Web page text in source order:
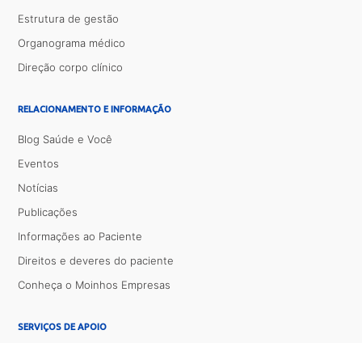
Estrutura de gestão
Organograma médico
Direção corpo clínico
RELACIONAMENTO E INFORMAÇÃO
Blog Saúde e Você
Eventos
Notícias
Publicações
Informações ao Paciente
Direitos e deveres do paciente
Conheça o Moinhos Empresas
SERVIÇOS DE APOIO